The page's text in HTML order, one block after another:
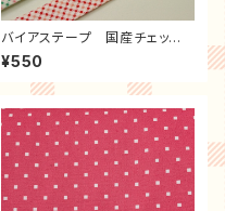
バイアステープ 国産チェッ
ク ３ｍパック
¥550